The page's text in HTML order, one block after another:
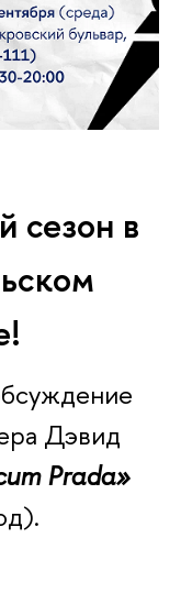
сезон в
Дэвид
Prada»